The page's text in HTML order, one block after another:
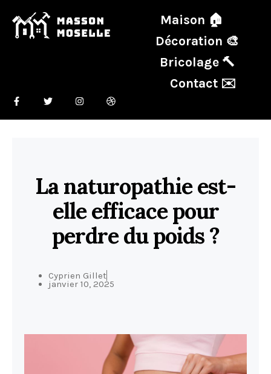
Maison 🏠
Décoration 🎨
Bricolage 🔨
Contact ✉️
La naturopathie est-
elle efficace pour
perdre du poids ?
Cyprien Gillet
janvier 10, 2025